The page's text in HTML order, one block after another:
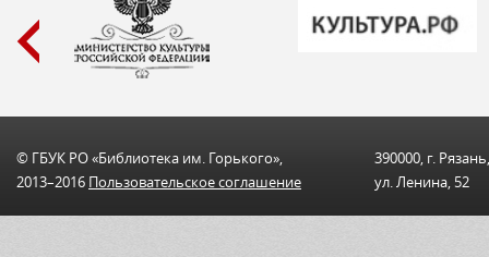
© ГБУК РО «Библиотека им. Горького»,
2013–2016 Пользовательскоe соглашениe
390000, г. Рязань,
ул. Ленина, 52